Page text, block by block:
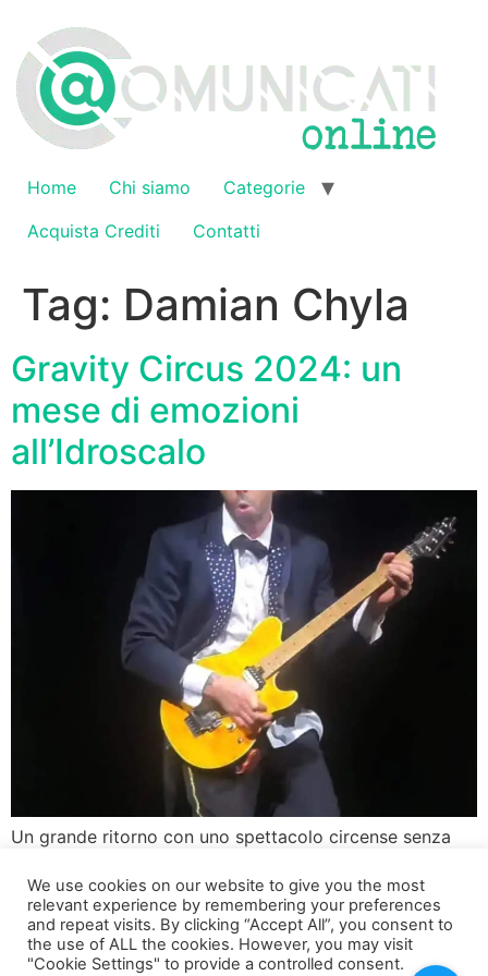
contenuto
Home Chi siamo
Categorie
Acquista Crediti
Contatti
Tag: Damian Chyla
Gravity Circus 2024: un
mese di emozioni
all’Idroscalo
Un grande ritorno con uno spettacolo circense senza
con un evento imperdibile che promette di regalare
emozioni uniche e spettacolari. Dal 9 novembre all’8
dicembre 2024, il Gravity Circus farà emozionare il
pubblico milanese con il suo nuovo e audace spettacolo
We use cookies on our website to give you the most
relevant experience by remembering your preferences
and repeat visits. By clicking “Accept All”, you consent to
the use of ALL the cookies. However, you may visit
"Cookie Settings" to provide a controlled consent.